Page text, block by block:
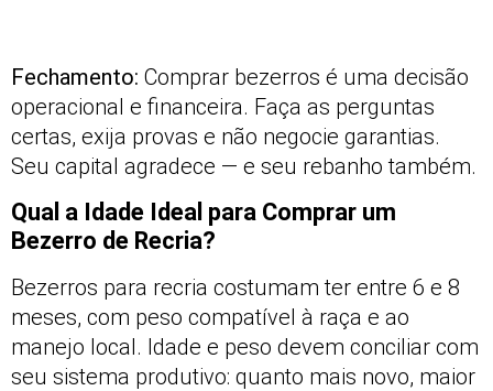
Fechamento: Comprar bezerros é uma decisão
operacional e financeira. Faça as perguntas
certas, exija provas e não negocie garantias.
Seu capital agradece — e seu rebanho também.
Qual a Idade Ideal para Comprar um
Bezerro de Recria?
Bezerros para recria costumam ter entre 6 e 8
meses, com peso compatível à raça e ao
manejo local. Idade e peso devem conciliar com
seu sistema produtivo: quanto mais novo, maior